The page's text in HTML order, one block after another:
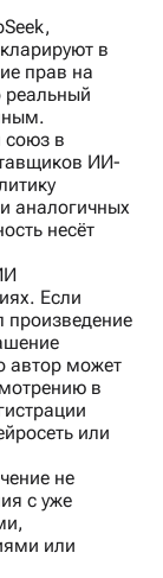
в
прав на
реальный
союз в
ИИ-
аналогичных
несёт
Если
произведение
автор может
в
или
не
с уже
или